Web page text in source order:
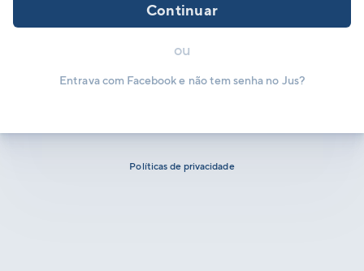
Continuar
ou
Entrava com Facebook e não tem senha no Jus?
Políticas de privacidade